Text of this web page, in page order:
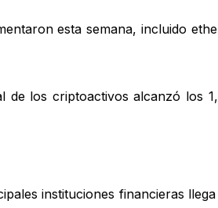
esta semana, incluido
de los criptoactivos alcanzó los
instituciones financieras